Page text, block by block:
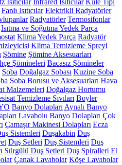
Isıtıcılar Infrared Isıtıcılar Kule Tipi
Fanlı Isıtıcılar Elektrikli Radyatörler
Radyatörler Termosifonlar
Isıtma ve Soğutma Yedek Parça
Klima Yedek Parça Radyatör
Klima Temizleme Spreyi
Şömine Şömine Aksesuarları
Şömineleri Bacasız Şömineler
Soba Doğalgaz Sobası Kuzine Soba
Soba Borusu ve Aksesuarları Hava
Malzemeleri Doğalgaz Hortumu
Temizleme Sıvıları Boyler
Banyo Dolapları Aynalı Banyo
Lavabolu Banyo Dolapları Çok
Çamaşır Makinesi Dolapları Ecza
Sistemleri Duşakabin Duş
Duş Setleri Duş Sistemleri Duş
Sürgülü Duş Setleri Duş Spiralleri El
Çanak Lavabolar Köşe Lavabolar